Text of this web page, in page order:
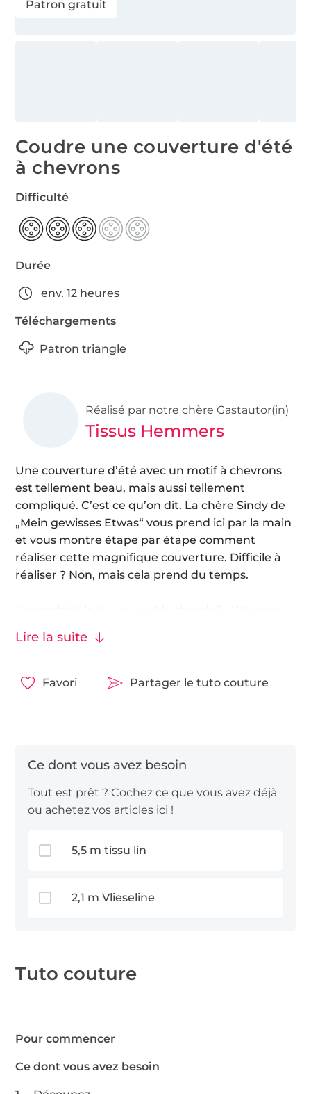
Patron gratuit
Coudre une couverture d'été
à chevrons
Difficulté
Durée
env. 12 heures
Téléchargements
Patron triangle
Réalisé par notre chère Gastautor(in)
Tissus Hemmers
Une couverture d’été avec un motif à chevrons
est tellement beau, mais aussi tellement
compliqué. C’est ce qu’on dit. La chère Sindy de
„Mein gewisses Etwas“ vous prend ici par la main
et vous montre étape par étape comment
réaliser cette magnifique couverture. Difficile à
réaliser ? Non, mais cela prend du temps.
Posé sur le canapé, elle fait vraiment de l’effet. Et si
coussins assortis en utilisant le même principe.
Lire la suite
Favori Partager le tuto couture
Tout est prêt ? Cochez ce que vous avez déjà
ou achetez vos articles ici !
5,5 m tissu lin
2,1 m Vlieseline
Tuto couture
Pour commencer
Ce dont vous avez besoin